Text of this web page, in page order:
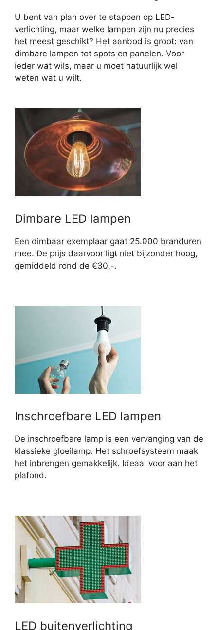
U bent van plan over te stappen op LED-
verlichting, maar welke lampen zijn nu precies
het meest geschikt? Het aanbod is groot: van
dimbare lampen tot spots en panelen. Voor
ieder wat wils, maar u moet natuurlijk wel
weten wat u wilt.
Dimbare LED lampen
Een dimbaar exemplaar gaat 25.000 branduren
mee. De prijs daarvoor ligt niet bijzonder hoog,
gemiddeld rond de €30,-.
Inschroefbare LED lampen
De inschroefbare lamp is een vervanging van de
klassieke gloeilamp. Het schroefsysteem maak
het inbrengen gemakkelijk. Ideaal voor aan het
plafond.
LED buitenverlichting